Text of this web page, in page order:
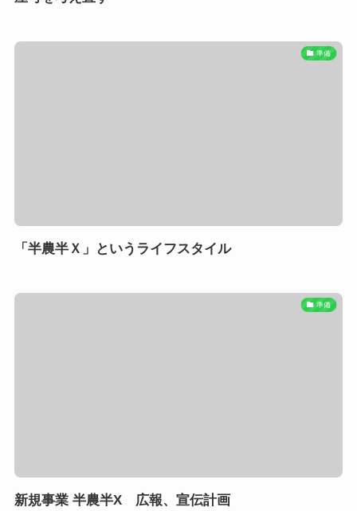
準備
「半農半Ｘ」というライフスタイル
準備
新規事業 半農半X 広報、宣伝計画